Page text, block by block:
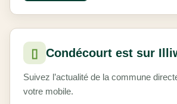
▯ Condécourt est sur
Suivez l’actualité de la commune
votre mobile.